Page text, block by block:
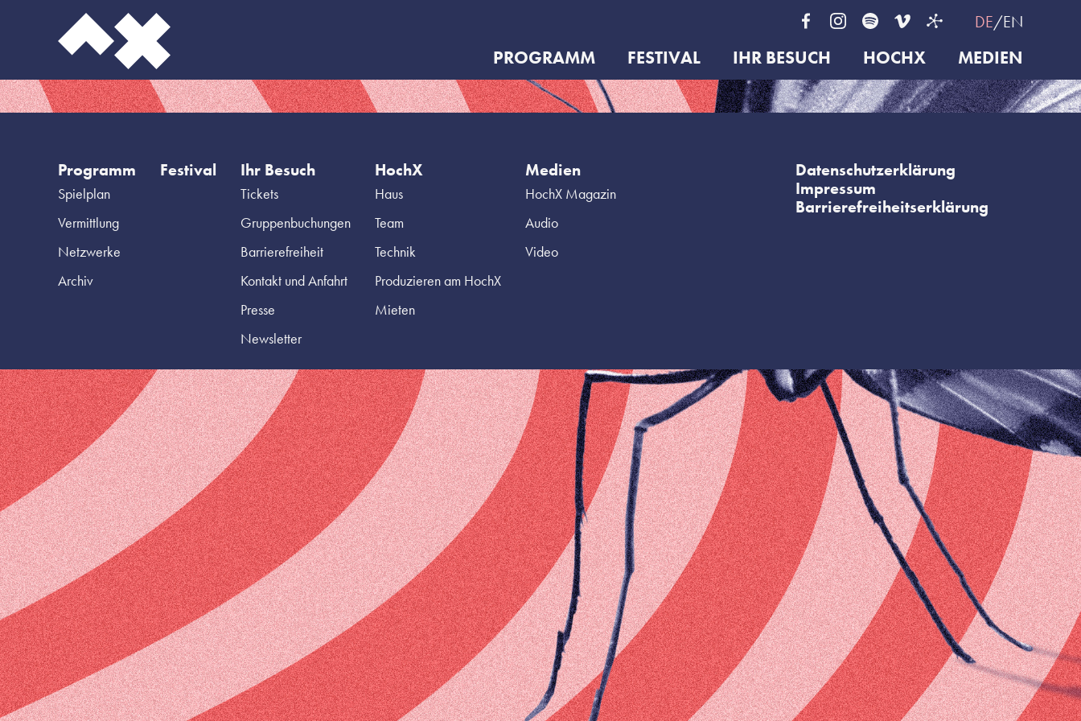
DE EN
PROGRAMM FESTIVAL IHR BESUCH HOCHX MEDIEN
Programm
Spielplan
Vermittlung
Netzwerke
Archiv
Festival Ihr Besuch
Tickets
Gruppenbuchungen
Barrierefreiheit
Kontakt und Anfahrt
Presse
Newsletter
HochX
Haus
Team
Technik
Produzieren am HochX
Mieten
Medien
HochX Magazin
Audio
Video
Datenschutzerklärung
Impressum
Barrierefreiheitserklärung